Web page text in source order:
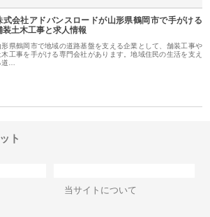
式会社アドバンスロードが山形県鶴岡市で手がける
装土木工事と求人情報
形県鶴岡市で地域の道路基盤を支える企業として、舗装工事や
木工事を手がける専門会社があります。地域住民の生活を支え
道…
ト
当サイトについて